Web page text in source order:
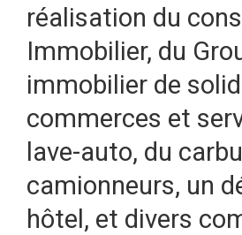
réalisation du
Immobilier, du
immobilier de
commerces et
lave-auto, du
camionneurs, un
hôtel, et divers